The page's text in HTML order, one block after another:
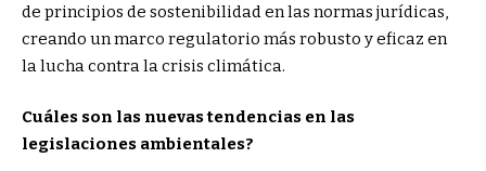
de principios de sostenibilidad en las normas jurídicas,
creando un marco regulatorio más robusto y eficaz en
la lucha contra la crisis climática.
Cuáles son las nuevas tendencias en las
legislaciones ambientales?